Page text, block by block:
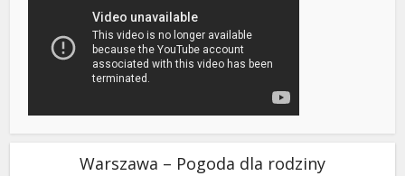
Warszawa – Pogoda dla rodziny